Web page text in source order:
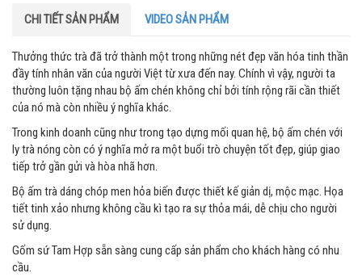
CHI TIẾT SẢN PHẨM VIDEO SẢN PHẨM
Thưởng thức trà đã trở thành một trong những nét đẹp văn hóa tinh thần
đầy tính nhân văn của người Việt từ xưa đến nay. Chính vì vậy, người ta
thường luôn tặng nhau bộ ấm chén không chỉ bởi tính rộng rãi cần thiết
của nó mà còn nhiều ý nghĩa khác.
Trong kinh doanh cũng như trong tạo dựng mối quan hệ, bộ ấm chén với
ly trà nóng còn có ý nghĩa mở ra một buổi trò chuyện tốt đẹp, giúp giao
tiếp trở gần gửi và hòa nhã hơn.
Bộ ấm trà dáng chóp men hỏa biến được thiết kế giản dị, mộc mạc. Họa
tiết tinh xảo nhưng không cầu kì tạo ra sự thỏa mái, dễ chịu cho người
sử dụng.
Gốm sứ Tam Hợp sẵn sàng cung cấp sản phẩm cho khách hàng có nhu
cầu.